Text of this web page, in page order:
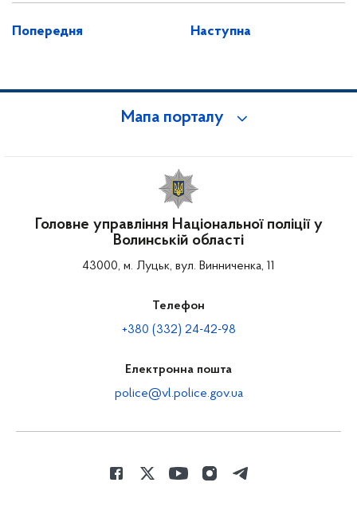
Попередня Наступна
Мапа порталу
Головне управління Національної поліції у
Волинській області
43000, м. Луцьк, вул. Винниченка, 11
Телефон
+380 (332) 24-42-98
Електронна пошта
police@vl.police.gov.ua